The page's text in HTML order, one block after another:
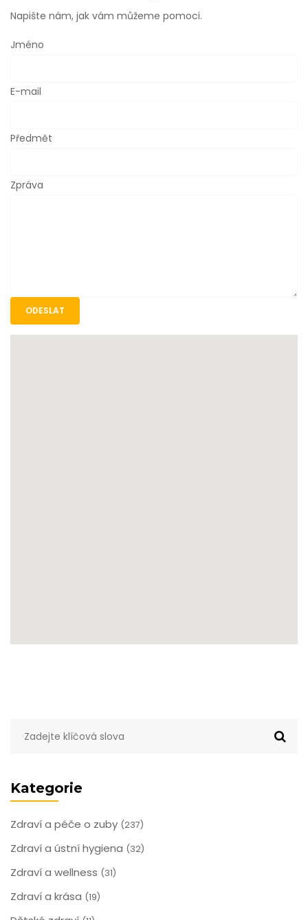
Kategorie
Zdraví a péče o zuby (237)
Zdraví a ústní hygiena (32)
Zdraví a wellness (31)
Zdraví a krása (19)
Napište nám, jak vám můžeme pomoci.
Jméno
E-mail
Předmět
Zpráva
ODESLAT